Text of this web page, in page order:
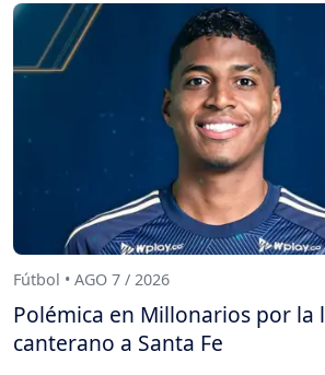
Fútbol • AGO 7 / 2026
Polémica en Millonarios por la
canterano a Santa Fe